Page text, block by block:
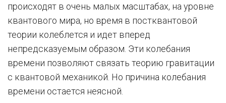
происходят в очень малых масштабах, на уровне
квантового мира, но время в постквантовой
теории колеблется и идет вперед
непредсказуемым образом. Эти колебания
времени позволяют связать теорию гравитации
с квантовой механикой. Но причина колебания
времени остается неясной.